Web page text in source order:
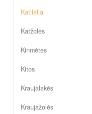
Katilėliai
Katžolės
Kinmėtės
Kitos
Kraujalakės
Kraujažolės